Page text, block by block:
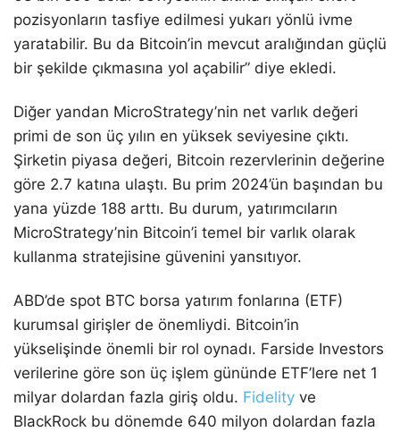
pozisyonların tasfiye edilmesi yukarı yönlü ivme
yaratabilir. Bu da Bitcoin’in mevcut aralığından güçlü
bir şekilde çıkmasına yol açabilir” diye ekledi.
Diğer yandan MicroStrategy’nin net varlık değeri
primi de son üç yılın en yüksek seviyesine çıktı.
Şirketin piyasa değeri, Bitcoin rezervlerinin değerine
göre 2.7 katına ulaştı. Bu prim 2024’ün başından bu
yana yüzde 188 arttı. Bu durum, yatırımcıların
MicroStrategy’nin Bitcoin’i temel bir varlık olarak
kullanma stratejisine güvenini yansıtıyor.
ABD’de spot BTC borsa yatırım fonlarına (ETF)
kurumsal girişler de önemliydi. Bitcoin’in
yükselişinde önemli bir rol oynadı. Farside Investors
verilerine göre son üç işlem gününde ETF’lere net 1
milyar dolardan fazla giriş oldu. Fidelity ve
BlackRock bu dönemde 640 milyon dolardan fazla